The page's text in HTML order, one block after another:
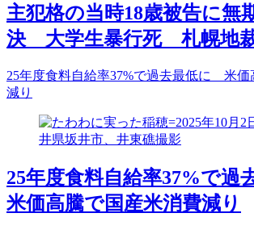
主犯格の当時18歳被告に無
決 大学生暴行死 札幌地
25年度食料自給率37%で過去最低に 米価
減り
25年度食料自給率37%で過
米価高騰で国産米消費減り